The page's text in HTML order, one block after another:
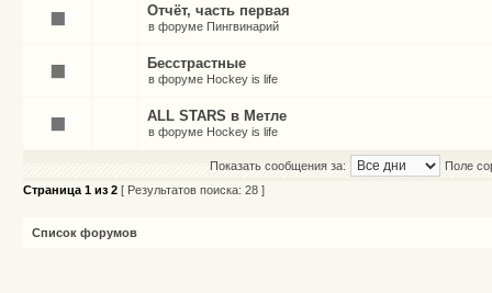
Отчёт, часть первая
в форуме Пингвинарий
Бесстрастные
в форуме Hockey is life
ALL STARS в Метле
в форуме Hockey is life
Показать сообщения за:
Поле
Страница 1 из 2 [ Результатов поиска: 28 ]
Список форумов